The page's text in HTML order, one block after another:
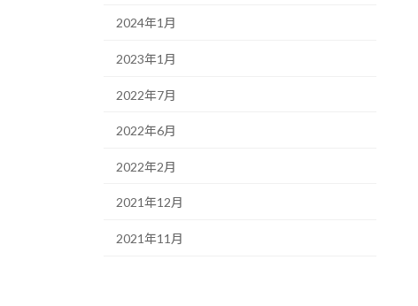
2024年1月
2023年1月
2022年7月
2022年6月
2022年2月
2021年12月
2021年11月